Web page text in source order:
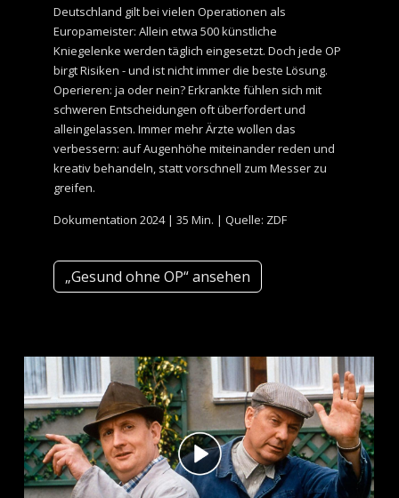
Deutschland gilt bei vielen Operationen als
Europameister: Allein etwa 500 künstliche
Kniegelenke werden täglich eingesetzt. Doch jede OP
birgt Risiken - und ist nicht immer die beste Lösung.
Operieren: ja oder nein? Erkrankte fühlen sich mit
schweren Entscheidungen oft überfordert und
alleingelassen. Immer mehr Ärzte wollen das
verbessern: auf Augenhöhe miteinander reden und
kreativ behandeln, statt vorschnell zum Messer zu
greifen.
Dokumentation 2024 | 35 Min. | Quelle: ZDF
„Gesund ohne OP“ ansehen